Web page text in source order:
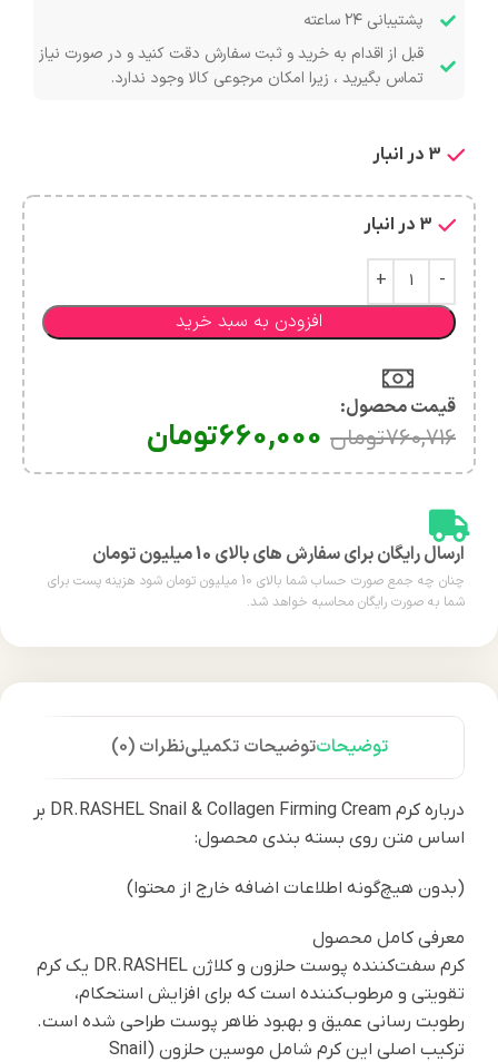
پشتیبانی ۲۴ ساعته
قبل از اقدام به خرید و ثبت سفارش دقت کنید و در صورت نیاز
تماس بگیرید ، زیرا امکان مرجوعی کالا وجود ندارد.
3 در انبار
3 در انبار
افزودن به سبد خرید
قیمت محصول:​
760,716تومان 660,000تومان
ارسال رایگان برای سفارش های بالای 10 میلیون تومان
چنان چه جمع صورت حساب شما بالای 10 میلیون تومان شود هزینه پست برای
شما به صورت رایگان محاسبه خواهد شد.
توضیحاتتوضیحات تکمیلینظرات (0)
درباره کرم DR.RASHEL Snail & Collagen Firming Cream بر
اساس متن روی بسته‌ بندی محصول:
(بدون هیچ‌گونه اطلاعات اضافه خارج از محتوا)
معرفی کامل محصول
کرم سفت‌کننده پوست حلزون و کلاژن DR.RASHEL یک کرم
تقویتی و مرطوب‌کننده است که برای افزایش استحکام،
رطوبت‌ رسانی عمیق و بهبود ظاهر پوست طراحی شده است.
ترکیب اصلی این کرم شامل موسین حلزون (Snail